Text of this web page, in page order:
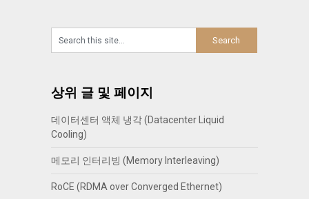
상위 글 및 페이지
데이터센터 액체 냉각 (Datacenter Liquid
Cooling)
메모리 인터리빙 (Memory Interleaving)
RoCE (RDMA over Converged Ethernet)